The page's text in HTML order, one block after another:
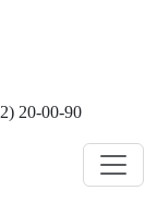
20-00-90